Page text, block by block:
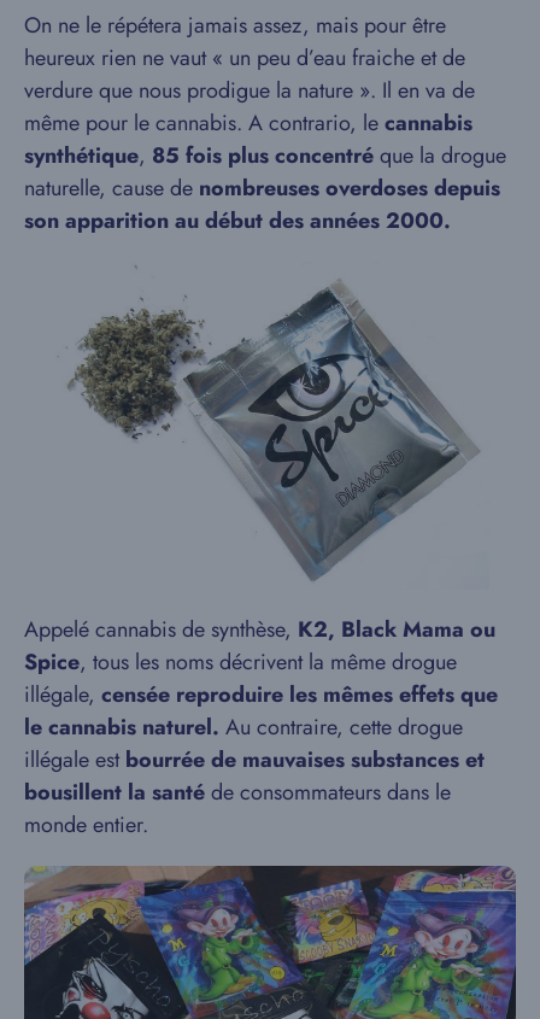
On ne le répétera jamais assez, mais pour être
heureux rien ne vaut « un peu d’eau fraiche et de
verdure que nous prodigue la nature ». Il en va de
même pour le cannabis. A contrario, lecannabis
synthétique, 85 fois plus concentréque la drogue
naturelle, cause de nombreuses overdoses depuis
son apparition au début des années 2000.
Appelé cannabis de synthèse, K2, Black Mama ou
Spice, tous les noms décrivent la même drogue
illégale, censée reproduire les mêmes effets que
le cannabis naturel. Au contraire, cette drogue
illégale estbourrée de mauvaises substances et
bousillent la santéde consommateurs dans le
monde entier.